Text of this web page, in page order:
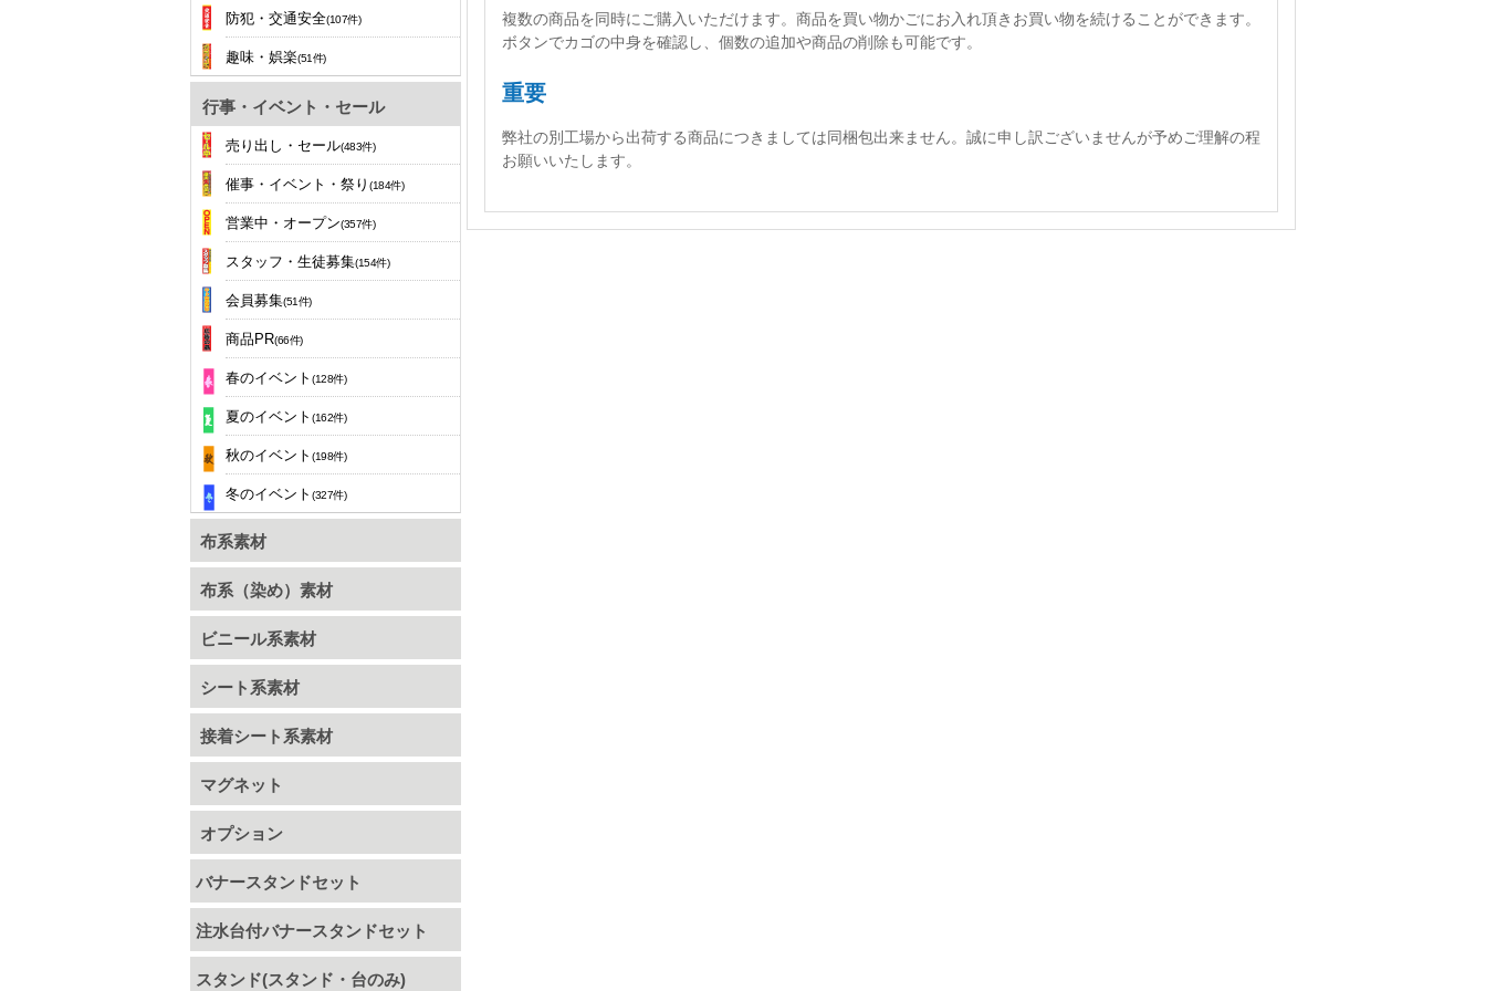
防犯・交通安全(107件)
趣味・娯楽(51件)
行事・イベント・セール
売り出し・セール(483件)
催事・イベント・祭り (184件)
営業中・オープン(357件)
スタッフ・生徒募集(154件)
会員募集(51件)
商品PR(66件)
春のイベント (128件)
夏のイベント (162件)
秋のイベント (198件)
冬のイベント (327件)
布系素材
布系（染め）素材
ビニール系素材
シート系素材
接着シート系素材
マグネット
オプション
バナースタンドセット
注水台付バナースタンドセット
スタンド(スタンド・台のみ)
複数の商品を同時にご購入いただけます。商品を買い物かごにお入れ頂きお買い物を続けることができます。
ボタンでカゴの中身を確認し、個数の追加や商品の削除も可能です。
重要
弊社の別工場から出荷する商品につきましては同梱包出来ません。誠に申し訳ございませんが予めご理解の程
お願いいたします。